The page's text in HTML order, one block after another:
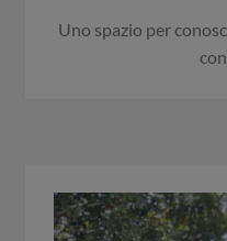
Uno spazio per